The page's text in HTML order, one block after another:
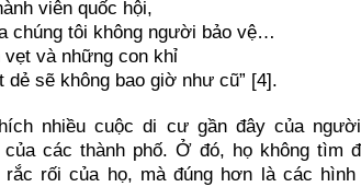
viên quốc hội,
chúng tôi không người bảo vệ…
và những con khỉ
dẻ sẽ không bao giờ như cũ” [4].
nhiều cuộc di cư gần đây của
của các thành phố. Ở đó, họ không tìm
rối của họ, mà đúng hơn là các